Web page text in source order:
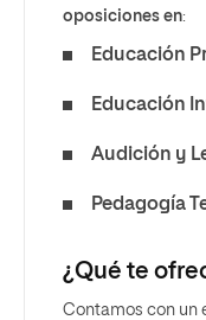
oposiciones en:
Educación
Educación
Audición y
Pedagogía
¿Qué te
Contamos con un